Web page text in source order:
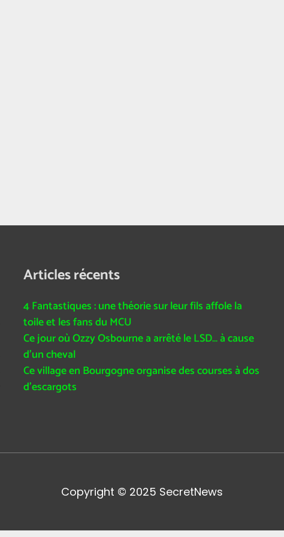
Articles récents
4 Fantastiques : une théorie sur leur fils affole la
toile et les fans du MCU
Ce jour où Ozzy Osbourne a arrêté le LSD… à cause
d’un cheval
Ce village en Bourgogne organise des courses à dos
d’escargots
Copyright © 2025 SecretNews